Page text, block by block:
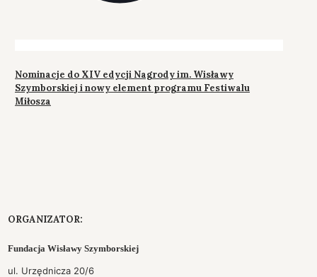
Nominacje do XIV edycji Nagrody im. Wisławy
Szymborskiej i nowy element programu Festiwalu
Miłosza
ORGANIZATOR:
Fundacja Wisławy Szymborskiej
ul. Urzędnicza 20/6